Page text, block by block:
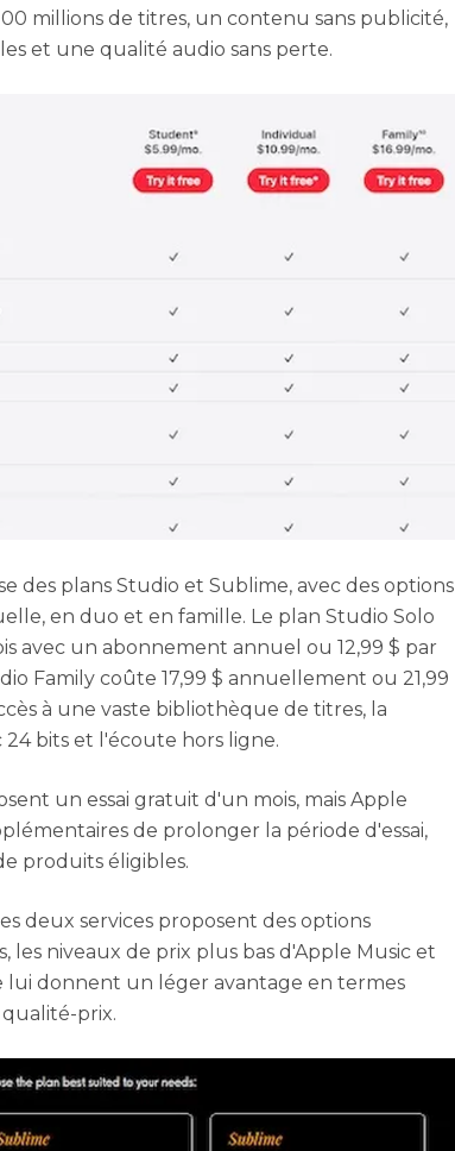
millions de titres, un contenu sans publicité,
et une qualité audio sans perte.
des plans Studio et Sublime, avec des options
en duo et en famille. Le plan Studio Solo
avec un abonnement annuel ou 12,99 $ par
Family coûte 17,99 $ annuellement ou 21,99
à une vaste bibliothèque de titres, la
bits et l'écoute hors ligne.
un essai gratuit d'un mois, mais Apple
de prolonger la période d'essai,
produits éligibles.
deux services proposent des options
niveaux de prix plus bas d'Apple Music et
lui donnent un léger avantage en termes
prix.